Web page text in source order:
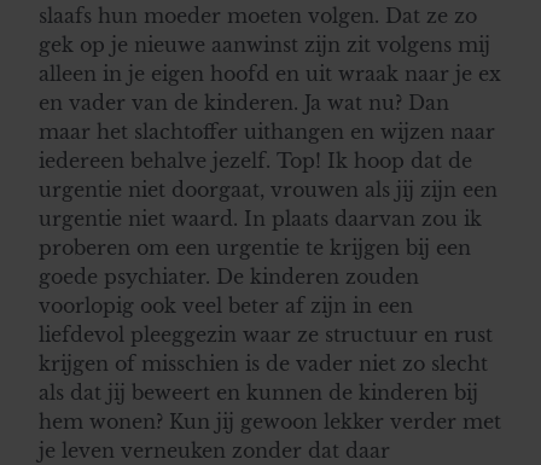
slaafs hun moeder moeten volgen. Dat ze zo
gek op je nieuwe aanwinst zijn zit volgens mij
alleen in je eigen hoofd en uit wraak naar je ex
en vader van de kinderen. Ja wat nu? Dan
maar het slachtoffer uithangen en wijzen naar
iedereen behalve jezelf. Top! Ik hoop dat de
urgentie niet doorgaat, vrouwen als jij zijn een
urgentie niet waard. In plaats daarvan zou ik
proberen om een urgentie te krijgen bij een
goede psychiater. De kinderen zouden
voorlopig ook veel beter af zijn in een
liefdevol pleeggezin waar ze structuur en rust
krijgen of misschien is de vader niet zo slecht
als dat jij beweert en kunnen de kinderen bij
hem wonen? Kun jij gewoon lekker verder met
je leven verneuken zonder dat daar